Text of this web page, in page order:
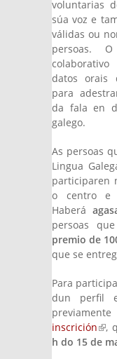
voluntarias
súa voz e
válidas ou
persoas.
datos orais
para
da fala en
galego.
As persoas
Lingua
participaren
o centro e
Haberá
persoas
premio de
que se
Para
dun perfil
inscrición
,
h do 15 de